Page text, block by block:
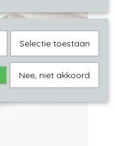
Selectie toestaan
Nee, niet akkoord